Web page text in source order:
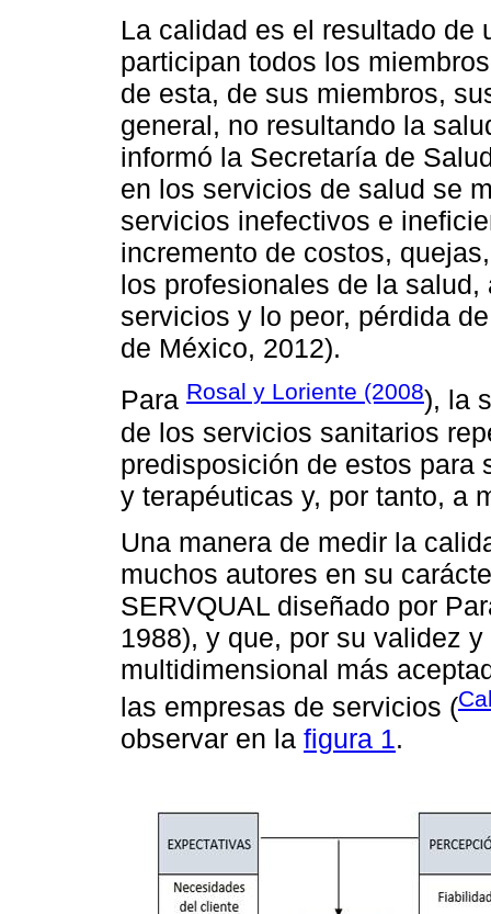
La calidad es el resultado de
participan todos los
de esta, de sus miembros,
general, no resultando la
informó la Secretaría de
en los servicios de salud se
servicios inefectivos e
incremento de costos,
los profesionales de la
servicios y lo peor, pérdida
de México, 2012).
Para Rosal y Loriente (2008), la
de los servicios sanitarios
predisposición de estos para
y terapéuticas y, por tanto, a
Una manera de medir la
muchos autores en su
SERVQUAL diseñado por
1988), y que, por su validez
multidimensional más
las empresas de servicios (
observar en la figura 1.